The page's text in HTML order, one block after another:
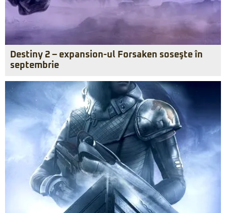
Destiny 2 – expansion-ul Forsaken soseşte în
septembrie